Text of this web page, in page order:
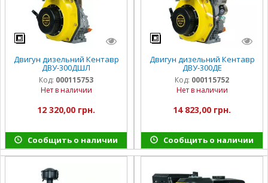
Двигун дизельний Кентавр
ДВУ-300ДШЛ
Код: 000115753
Нет в наличии
12 320,00 грн.
Сообщить о наличии
Двигун дизельний Кентавр
ДВУ-300ДЕ
Код: 000115752
Нет в наличии
14 823,00 грн.
Сообщить о наличии